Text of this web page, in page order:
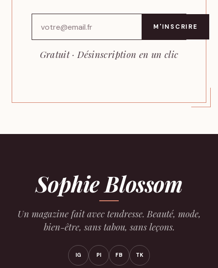
M'INSCRIRE
Gratuit · Désinscription en un clic
Sophie Blossom
Un magazine fait avec tendresse. Beauté, mode,
bien-être, sans tabou, sans leçons.
IG PI FB TK